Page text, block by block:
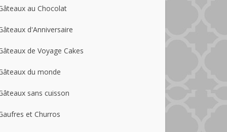
au Chocolat
d'Anniversaire
de Voyage Cakes
du monde
sans cuisson
et Churros